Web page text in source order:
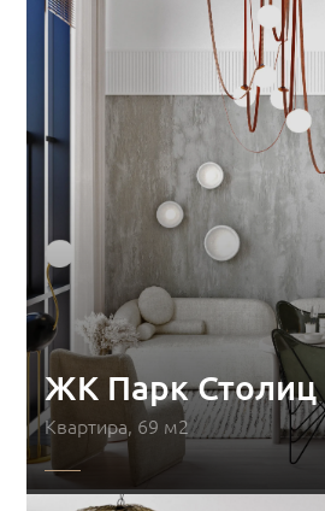
ЖК Парк Столиц
Квартира, 69 м2